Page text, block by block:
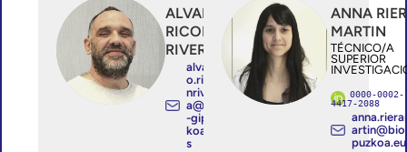
ALVARO
RICON
RIVERA
alvar
o.rico
nriver
a@bio
-gipuz
koa.eu
s
ANNA
MARTIN
TÉCNICO/A
SUPERIOR
0000-0002-
4417-2088